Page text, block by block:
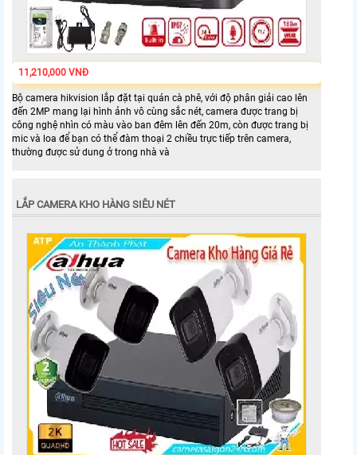
11,210,000 VNĐ
Bộ camera hikvision lắp đặt tại quán cà phê, với độ phân giải cao lên
đến 2MP mang lại hình ảnh vô cùng sắc nét, camera được trang bị
công nghệ nhìn có màu vào ban đêm lên đến 20m, còn được trang bị
mic và loa để bạn có thể đàm thoại 2 chiều trực tiếp trên camera,
thường được sử dung ở trong nhà và
LẮP CAMERA KHO HÀNG SIÊU NÉT